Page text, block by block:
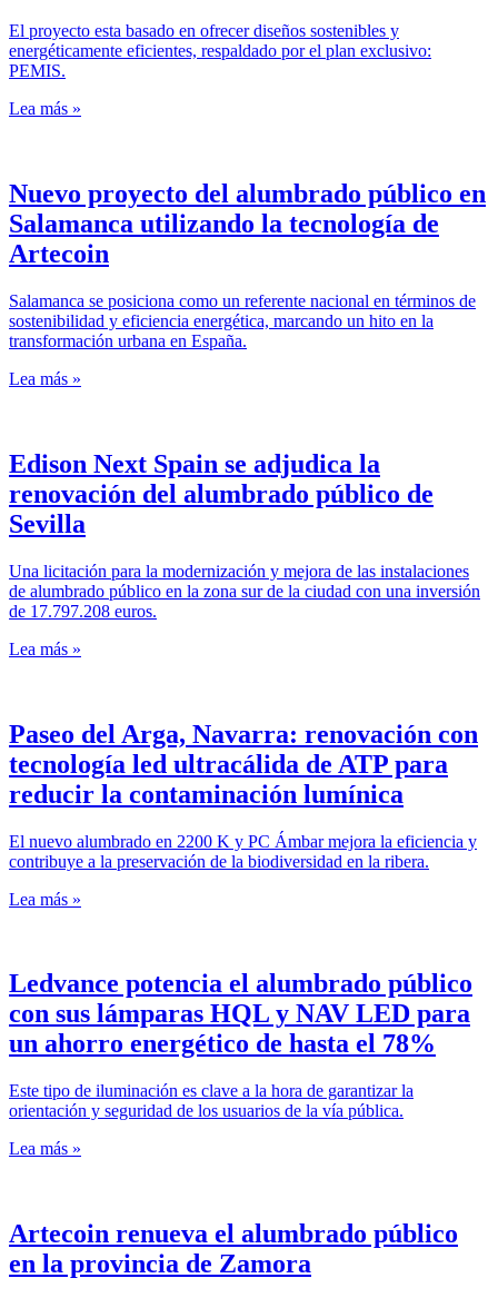
El proyecto esta basado en ofrecer diseños sostenibles y
energéticamente eficientes, respaldado por el plan exclusivo:
PEMIS.
Lea más »
Nuevo proyecto del alumbrado público en
Salamanca utilizando la tecnología de
Artecoin
Salamanca se posiciona como un referente nacional en términos de
sostenibilidad y eficiencia energética, marcando un hito en la
transformación urbana en España.
Lea más »
Edison Next Spain se adjudica la
renovación del alumbrado público de
Sevilla
Una licitación para la modernización y mejora de las instalaciones
de alumbrado público en la zona sur de la ciudad con una inversión
de 17.797.208 euros.
Lea más »
Paseo del Arga, Navarra: renovación con
tecnología led ultracálida de ATP para
reducir la contaminación lumínica
El nuevo alumbrado en 2200 K y PC Ámbar mejora la eficiencia y
contribuye a la preservación de la biodiversidad en la ribera.
Lea más »
Ledvance potencia el alumbrado público
con sus lámparas HQL y NAV LED para
un ahorro energético de hasta el 78%
Este tipo de iluminación es clave a la hora de garantizar la
orientación y seguridad de los usuarios de la vía pública.
Lea más »
Artecoin renueva el alumbrado público
en la provincia de Zamora